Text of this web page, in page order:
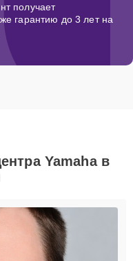
получает
гарантию до 3 лет на
Yamaha в